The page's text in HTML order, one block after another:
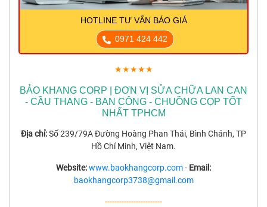
HOTLINE TƯ VẤN BÁO GIÁ
0971 424 442
★★★★★
BẢO KHANG CORP | ĐƠN VỊ SỬA CHỮA LAN CAN
- CẦU THANG - BAN CÔNG - CHUỒNG CỌP TỐT
NHẤT TPHCM
Địa chỉ:Số 239/79A Đường Hoàng Phan Thái, Bình Chánh, TP
Hồ Chí Minh, Việt Nam.
Website:www.baokhangcorp.com- Email:
baokhangcorp3738@gmail.com
------------------------